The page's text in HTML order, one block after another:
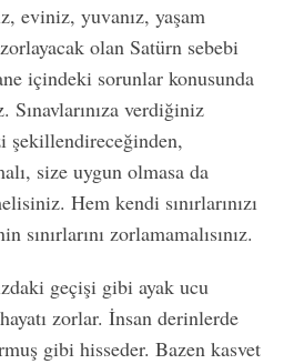
eviniz, yuvanız, yaşam
olan Satürn sebebi
içindeki sorunlar konusunda
Sınavlarınıza verdiğiniz
şekillendireceğinden,
size uygun olmasa da
Hem kendi sınırlarınızı
sınırlarını zorlamamalısınız.
geçişi gibi ayak ucu
zorlar. İnsan derinlerde
gibi hisseder. Bazen kasvet